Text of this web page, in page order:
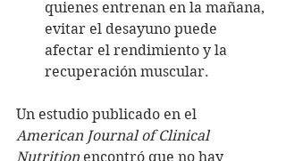
quienes entrenan en la mañana,
evitar el desayuno puede
afectar el rendimiento y la
recuperación muscular.
Un estudio publicado en el
American Journal of Clinical
Nutrition encontró que no hay